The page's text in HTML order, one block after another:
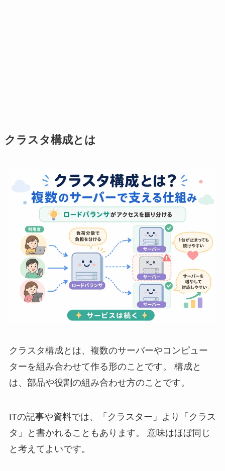
クラスタ構成とは
クラスタ構成とは、複数のサーバーやコンピュー
ターを組み合わせて作る形のことです。 構成と
は、部品や役割の組み合わせ方のことです。
ITの記事や資料では、「クラスター」より「クラス
タ」と書かれることもあります。 意味はほぼ同じ
と考えてよいです。